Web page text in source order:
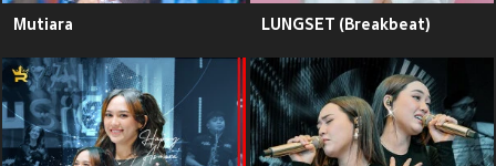
Mutiara LUNGSET (Breakbeat)